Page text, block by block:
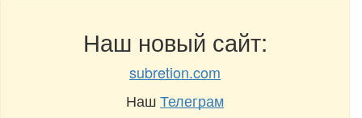
Наш новый сайт:
subretion.com
НашТелеграм